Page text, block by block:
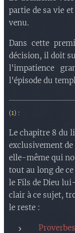
partie de sa vie
venu.
Dans cette
décision, il doit
l'impatience
l'épisode du
(1) :
Le chapitre 8 du
exclusivement de
elle-même qui
tout au long de
le Fils de Dieu
clair à ce sujet,
le reste :